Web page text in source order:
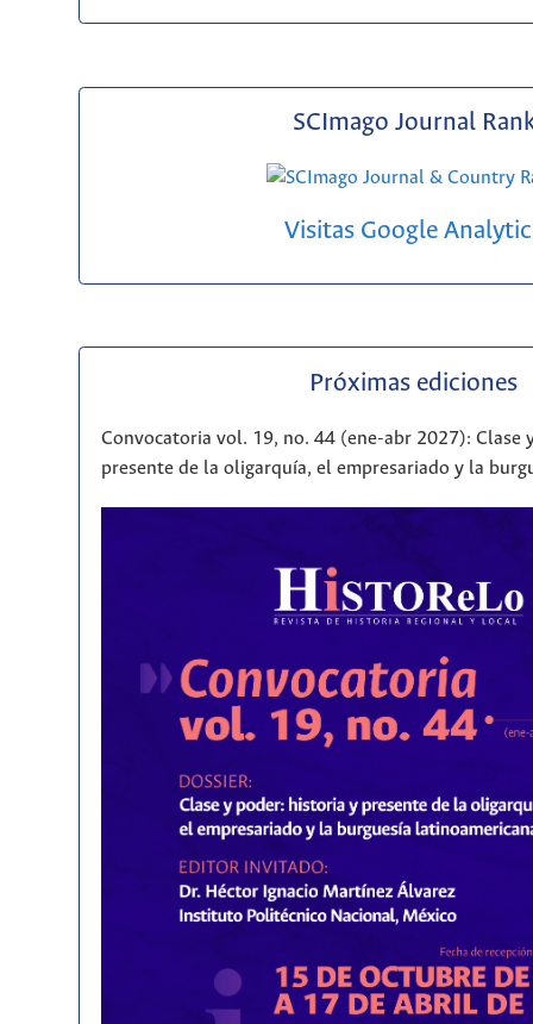
SCImago Journal
Visitas Google
Próximas ediciones
Convocatoria vol. 19, no. 44 (ene-abr 2027): Clase
presente de la oligarquía, el empresariado y la